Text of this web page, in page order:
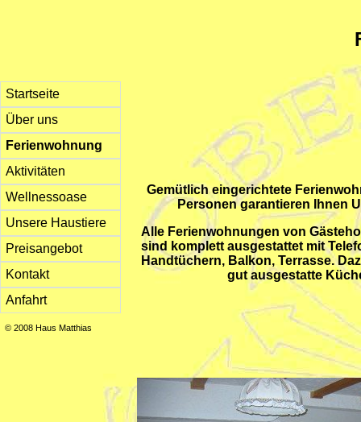
Startseite
Über uns
Ferienwohnung
Aktivitäten
Wellnessoase
Unsere Haustiere
Preisangebot
Kontakt
Anfahrt
© 2008 Haus Matthias
Gemütlich eingerichtete
Personen garantieren Ihnen
Alle Ferienwohnungen von
sind komplett ausgestattet mit
Handtüchern, Balkon, Terrasse.
gut ausgestatte